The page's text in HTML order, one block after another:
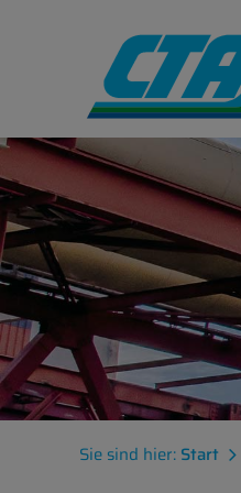
Sie sind hier: Start